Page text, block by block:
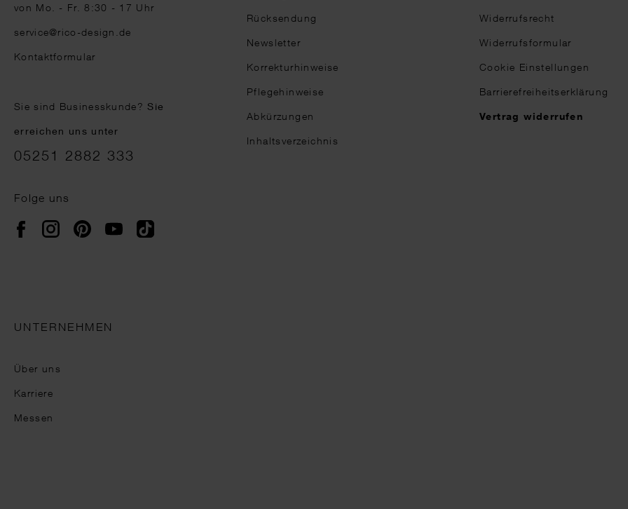
von Mo. - Fr. 8:30 - 17 Uhr
service@rico-design.de
Kontaktformular
Sie sind Businesskunde?Sie
erreichen uns unter
05251 2882 333
Folge uns
FacebookInstagramPinterestYouTubeTikTok
Rücksendung
Newsletter
Korrekturhinweise
Pflegehinweise
Abkürzungen
Inhaltsverzeichnis
Widerrufsrecht
Widerrufsformular
Cookie Einstellungen
Barrierefreiheitserklärung
Vertrag widerrufen
UNTERNEHMEN
Über uns
Karriere
Messen